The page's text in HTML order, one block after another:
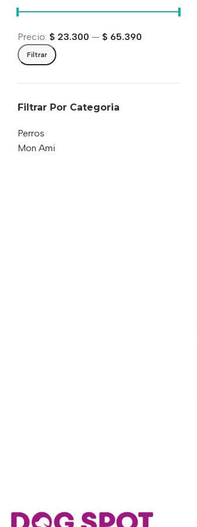
Filtrar
Precio: $ 23.300 — $ 65.390
Filtrar Por Categoria
Perros
Mon Ami